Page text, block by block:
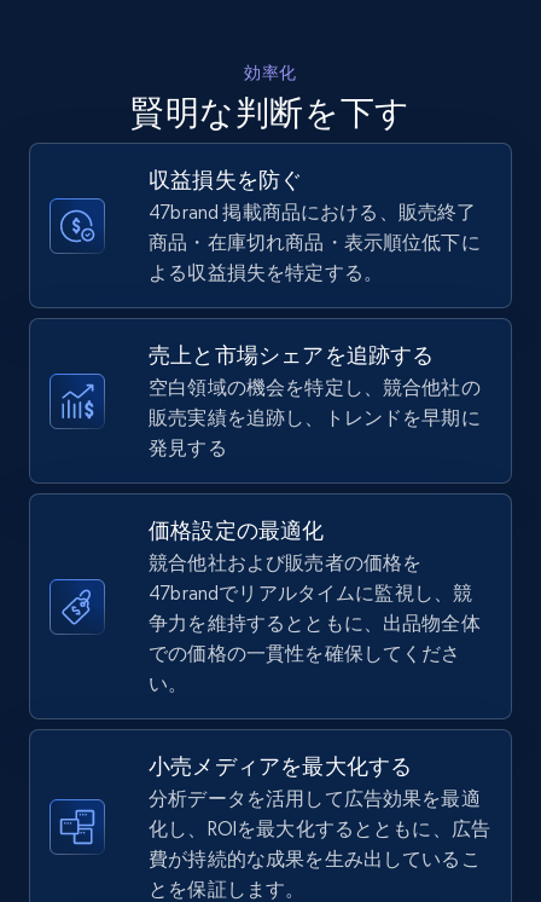
5.6K+ 875+ 今すぐ始める
Walmart - products - Discover products by
using sku numbers
URL, Final price, Sku, Currency, Gtin,
Specifications, Image urls, Top reviews, and
more.
5.6K+ 875+ 今すぐ始める
TikTok Shop
URL, Title, Available, Description, Currency, Initial
price, Final price, Discount percent, and more.
TikTok Shop - category
URL, Title, Available, Description, Currency, Initial
price, Final price, Discount percent, and more.
効率化
賢明な判断を下す
収益損失を防ぐ
47brand 掲載商品における、販売終了
商品・在庫切れ商品・表示順位低下に
よる収益損失を特定する。
売上と市場シェアを追跡する
空白領域の機会を特定し、競合他社の
販売実績を追跡し、トレンドを早期に
発見する
価格設定の最適化
競合他社および販売者の価格を
47brandでリアルタイムに監視し、競
争力を維持するとともに、出品物全体
での価格の一貫性を確保してくださ
い。
小売メディアを最大化する
分析データを活用して広告効果を最適
化し、ROIを最大化するとともに、広告
費が持続的な成果を生み出しているこ
とを保証します。